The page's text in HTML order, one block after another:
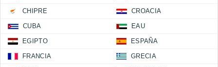
CHIPRE CROACIA
CUBA EAU
EGIPTO ESPAÑA
FRANCIA GRECIA